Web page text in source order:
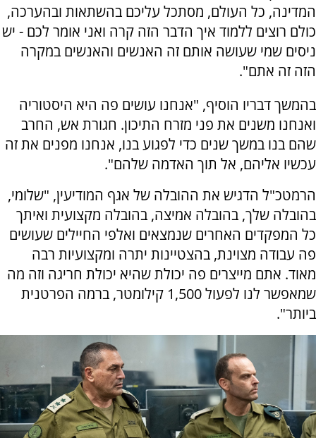
המדינה, כל העולם, מסתכל עליכם בהשתאות ובהערכה,
כולם רוצים ללמוד איך הדבר הזה קרה ואני אומר לכם - יש
ניסים שמי שעושה אותם זה האנשים והאנשים במקרה
הזה זה אתם".
בהמשך דבריו הוסיף, "אנחנו עושים פה היא היסטוריה
ואנחנו משנים את פני מזרח התיכון. חגורת אש, החרב
שהם בנו במשך שנים כדי לפגוע בנו, אנחנו מפנים את זה
עכשיו אליהם, אל תוך האדמה שלהם".
הרמטכ"ל הדגיש את ההובלה של אגף המודיעין, "שלומי,
בהובלה שלך, בהובלה אמיצה, בהובלה מקצועית ואיתך
כל המפקדים האחרים שנמצאים ואלפי החיילים שעושים
פה עבודה מצוינת, בהצטיינות יתרה ומקצועיות רבה
מאוד. אתם מייצרים פה יכולת שהיא יכולת חריגה וזה מה
שמאפשר לנו לפעול 1,500 קילומטר, ברמה הפרטנית
ביותר".